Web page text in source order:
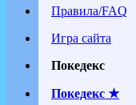
Правила/FAQ
Игра сайта
Покедекс
Покедекс ★